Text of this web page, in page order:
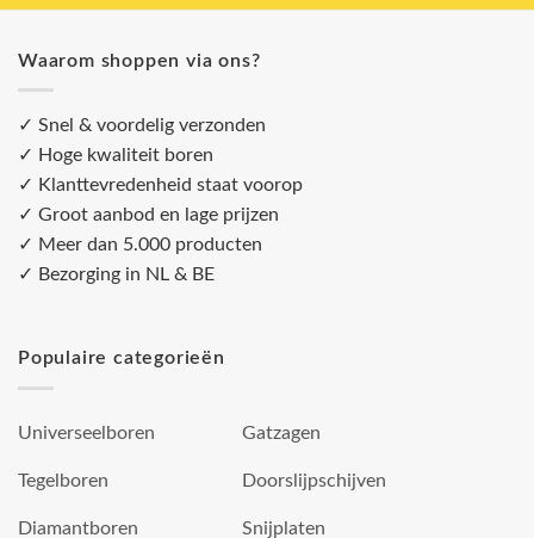
Waarom shoppen via ons?
✓ Snel & voordelig verzonden
✓ Hoge kwaliteit boren
✓ Klanttevredenheid staat voorop
✓ Groot aanbod en lage prijzen
✓ Meer dan 5.000 producten
✓ Bezorging in NL & BE
Populaire categorieën
Universeelboren
Tegelboren
Diamantboren
Gatzagen
Doorslijpschijven
Snijplaten